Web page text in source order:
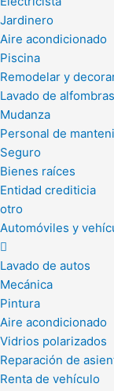
Jardinero
Aire acondicionado
Piscina
Remodelar y
Lavado de alfombras
Mudanza
Personal de
Seguro
Bienes raíces
Entidad crediticia
otro
Automóviles y
Lavado de autos
Mecánica
Pintura
Aire acondicionado
Vidrios polarizados
Reparación de
Renta de vehículo